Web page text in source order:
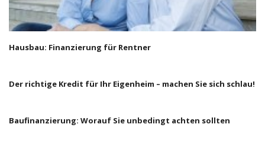
Hausbau: Finanzierung für Rentner
Der richtige Kredit für Ihr Eigenheim – machen Sie sich schlau!
Baufinanzierung: Worauf Sie unbedingt achten sollten